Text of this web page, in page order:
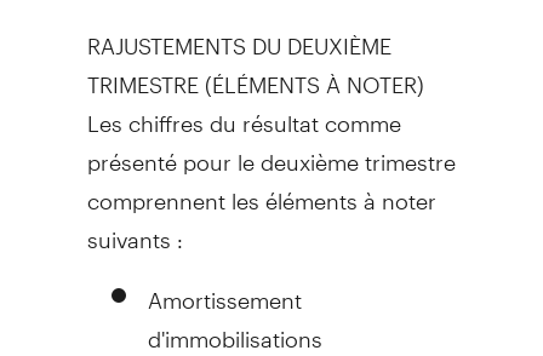
RAJUSTEMENTS DU DEUXIÈME
TRIMESTRE (ÉLÉMENTS À NOTER)
Les chiffres du résultat comme
présenté pour le deuxième trimestre
comprennent les éléments à noter
suivants :
Amortissement
d'immobilisations